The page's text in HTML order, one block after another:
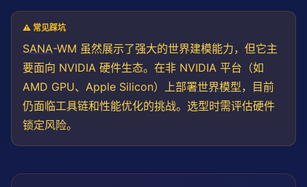
⚠️ 常见踩坑
SANA-WM 虽然展示了强大的世界建模能力，但它主
要面向 NVIDIA 硬件生态。在非 NVIDIA 平台（如
AMD GPU、Apple Silicon）上部署世界模型，目前
仍面临工具链和性能优化的挑战。选型时需评估硬件
锁定风险。